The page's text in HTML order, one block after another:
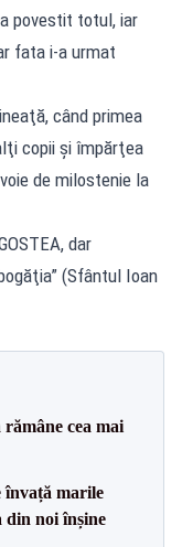
povestit totul, iar
fata i-a urmat
când primea
copii şi împărţea
de milostenie la
dar
(Sfântul Ioan
cea mai
învață marile
din noi înșine